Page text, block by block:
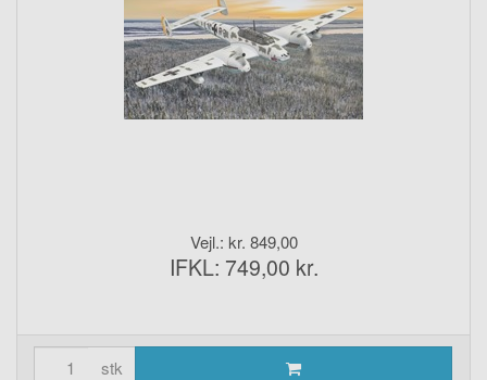
Vejl.: kr. 849,00
IFKL: 749,00 kr.
stk